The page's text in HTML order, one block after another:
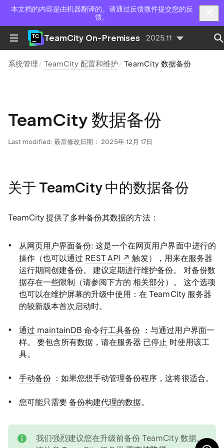
本文档的内容是由机器翻译的。请通过反馈微件提交您的反
馈。
TeamCity On-Premises 2025.11
系统管理 TeamCity 配置和维护 TeamCity 数据备份
TeamCity 数据备份
Last modified: 最后修改日期： 2025年 12月 17日
关于 TeamCity 中的数据备份
TeamCity 提供了多种备份其数据的方法：
从网页用户界面备份: 这是一个在网页用户界面中进行的
操作（也可以通过 REST API
触发），用来在服务器
运行期间创建备份。 建议定期进行维护备份。 对备份数
据存在一些限制（请参阅下方的相关部分）。 这个选项
也可以在维护屏幕的升级中使用：在 TeamCity 服务器
的较新版本首次启动时。
通过 maintainDB 命令行工具备份 ：与通过用户界面一
样。 要包含所有数据，请在服务器 已停止 时使用该工
具。
手动备份 ：如果您想手动管理备份程序，这将很适合。
您可能只需要备份构建代理的数据。
我们强烈建议您在升级前备份 TeamCity 数据。